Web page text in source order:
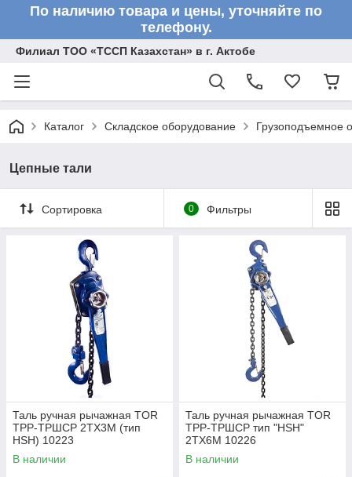
По наличию товара и цены, уточняйте по
телефону.
Филиал ТОО «ТССП Казахстан» в г. Актобе
Каталог Складское оборудование Грузоподъемное
Цепные тали
Сортировка 0 Фильтры
Таль ручная рычажная TOR
ТРР-ТРШСР 2ТХ3М (тип
HSH) 10223
В наличии
Таль ручная рычажная TOR
ТРР-ТРШСР тип "HSH"
2TХ6М 10226
В наличии